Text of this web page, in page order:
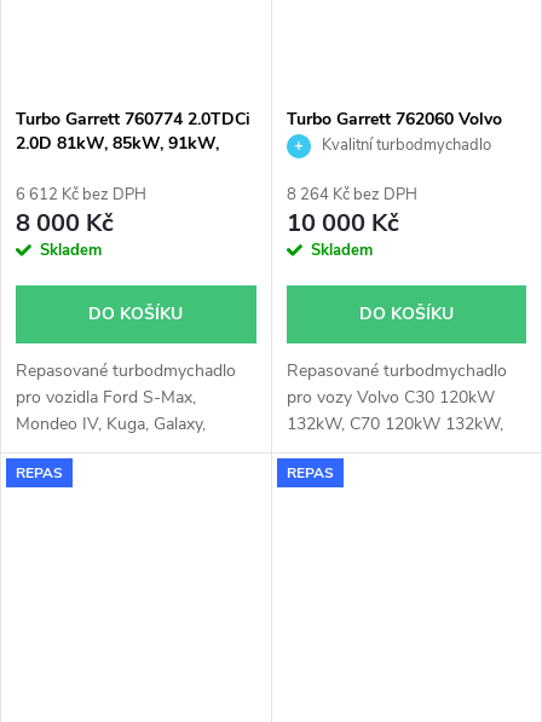
Turbo Garrett 760774 2.0TDCi
2.0D 81kW, 85kW, 91kW,
6 612 Kč bez DPH
8 000 Kč
Skladem
DO KOŠÍKU
Repasované turbodmychadlo
pro vozidla Ford S-Max,
Mondeo IV, Kuga, Galaxy,
Focus II, C-Max, Volvo V70,
V50, S80, S40, C70, C30
Turbo Garrett 762060 Volvo
D5 2.4DKvalitní turbodmychadlo
8 264 Kč bez DPH
10 000 Kč
Skladem
DO KOŠÍKU
Repasované turbodmychadlo
pro vozy Volvo C30 120kW
132kW, C70 120kW 132kW,
S40 120kW 132kW, S60 90kW
93kW 120kW 136kW, S80 120
REPAS REPAS